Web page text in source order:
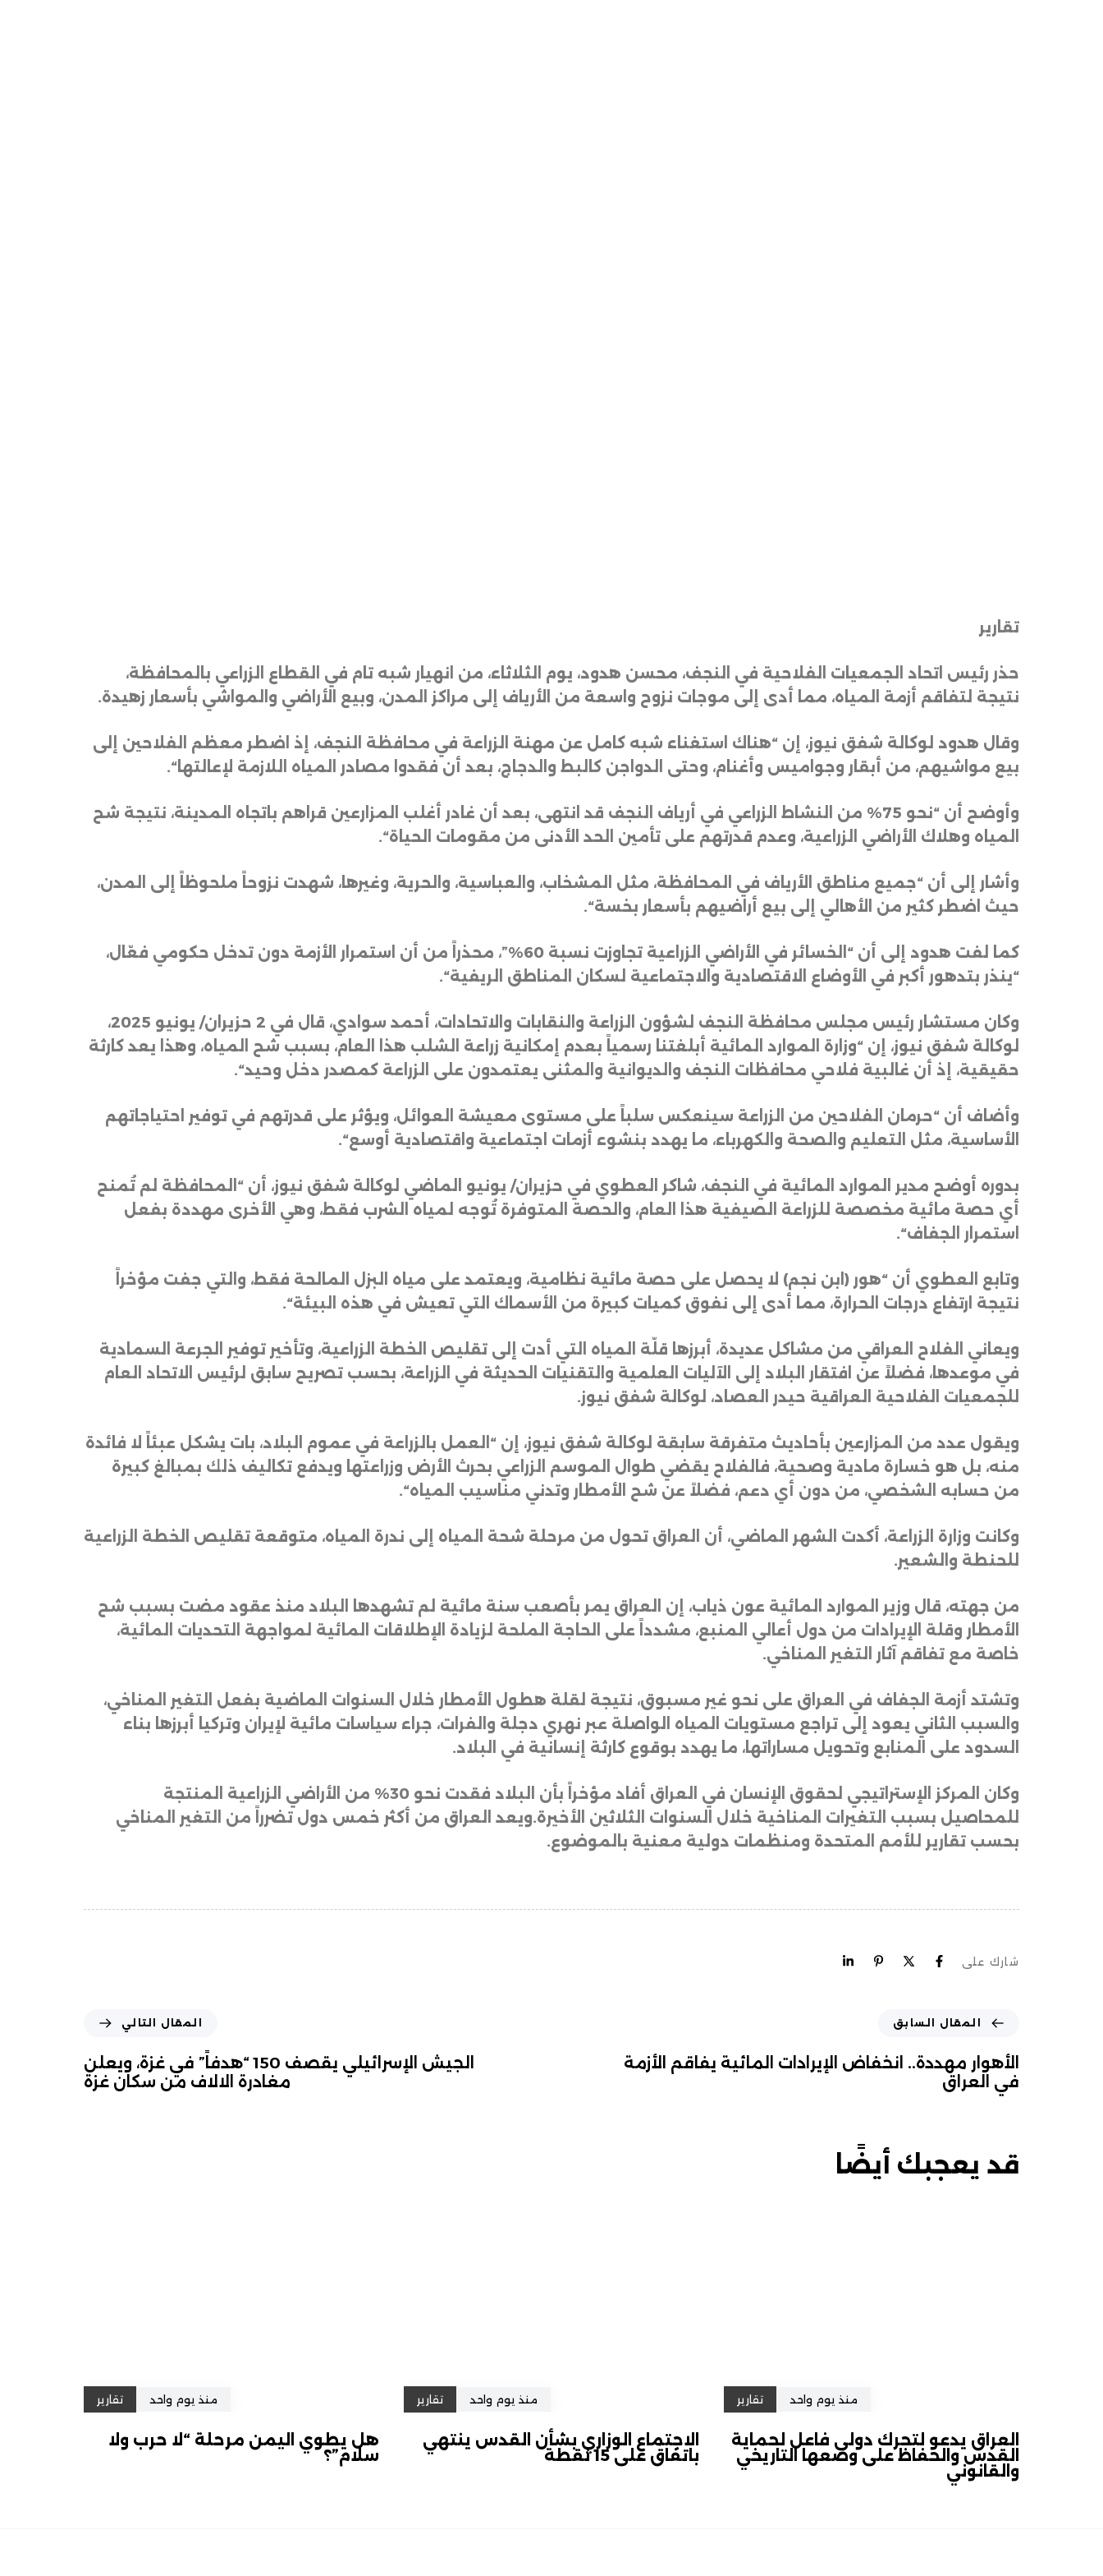
تقارير
حذر رئيس اتحاد الجمعيات الفلاحية في النجف، محسن هدود، يوم الثلاثاء، من انهيار شبه تام في القطاع الزراعي بالمحافظة،
نتيجة لتفاقم أزمة المياه، مما أدى إلى موجات نزوح واسعة من الأرياف إلى مراكز المدن، وبيع الأراضي والمواشي بأسعار زهيدة.
وقال هدود لوكالة شفق نيوز، إن “هناك استغناء شبه كامل عن مهنة الزراعة في محافظة النجف، إذ اضطر معظم الفلاحين إلى
بيع مواشيهم، من أبقار وجواميس وأغنام، وحتى الدواجن كالبط والدجاج، بعد أن فقدوا مصادر المياه اللازمة لإعالتها“.
وأوضح أن “نحو 75% من النشاط الزراعي في أرياف النجف قد انتهى، بعد أن غادر أغلب المزارعين قراهم باتجاه المدينة، نتيجة شح
المياه وهلاك الأراضي الزراعية، وعدم قدرتهم على تأمين الحد الأدنى من مقومات الحياة“.
وأشار إلى أن “جميع مناطق الأرياف في المحافظة، مثل المشخاب، والعباسية، والحرية، وغيرها، شهدت نزوحاً ملحوظاً إلى المدن،
حيث اضطر كثير من الأهالي إلى بيع أراضيهم بأسعار بخسة“.
كما لفت هدود إلى أن “الخسائر في الأراضي الزراعية تجاوزت نسبة 60%”، محذراً من أن استمرار الأزمة دون تدخل حكومي فعّال،
“ينذر بتدهور أكبر في الأوضاع الاقتصادية والاجتماعية لسكان المناطق الريفية“.
وكان مستشار رئيس مجلس محافظة النجف لشؤون الزراعة والنقابات والاتحادات، أحمد سوادي، قال في 2 حزيران/ يونيو 2025،
لوكالة شفق نيوز، إن “وزارة الموارد المائية أبلغتنا رسمياً بعدم إمكانية زراعة الشلب هذا العام، بسبب شح المياه، وهذا يعد كارثة
حقيقية، إذ أن غالبية فلاحي محافظات النجف والديوانية والمثنى يعتمدون على الزراعة كمصدر دخل وحيد“.
وأضاف أن “حرمان الفلاحين من الزراعة سينعكس سلباً على مستوى معيشة العوائل، ويؤثر على قدرتهم في توفير احتياجاتهم
الأساسية، مثل التعليم والصحة والكهرباء، ما يهدد بنشوء أزمات اجتماعية واقتصادية أوسع“.
بدوره أوضح مدير الموارد المائية في النجف، شاكر العطوي في حزيران/ يونيو الماضي لوكالة شفق نيوز، أن “المحافظة لم تُمنح
أي حصة مائية مخصصة للزراعة الصيفية هذا العام، والحصة المتوفرة تُوجه لمياه الشرب فقط، وهي الأخرى مهددة بفعل
استمرار الجفاف“.
وتابع العطوي أن “هور (ابن نجم) لا يحصل على حصة مائية نظامية، ويعتمد على مياه البزل المالحة فقط، والتي جفت مؤخراً
نتيجة ارتفاع درجات الحرارة، مما أدى إلى نفوق كميات كبيرة من الأسماك التي تعيش في هذه البيئة“.
ويعاني الفلاح العراقي من مشاكل عديدة، أبرزها قلّة المياه التي أدت إلى تقليص الخطة الزراعية، وتأخير توفير الجرعة السمادية
في موعدها، فضلاً عن افتقار البلاد إلى الآليات العلمية والتقنيات الحديثة في الزراعة، بحسب تصريح سابق لرئيس الاتحاد العام
للجمعيات الفلاحية العراقية حيدر العصاد، لوكالة شفق نيوز.
ويقول عدد من المزارعين بأحاديث متفرقة سابقة لوكالة شفق نيوز، إن “العمل بالزراعة في عموم البلاد، بات يشكل عبئاً لا فائدة
منه، بل هو خسارة مادية وصحية، فالفلاح يقضي طوال الموسم الزراعي بحرث الأرض وزراعتها ويدفع تكاليف ذلك بمبالغ كبيرة
من حسابه الشخصي، من دون أي دعم، فضلاً عن شح الأمطار وتدني مناسيب المياه“.
وكانت وزارة الزراعة، أكدت الشهر الماضي، أن العراق تحول من مرحلة شحة المياه إلى ندرة المياه، متوقعة تقليص الخطة الزراعية
للحنطة والشعير.
من جهته، قال وزير الموارد المائية عون ذياب، إن العراق يمر بأصعب سنة مائية لم تشهدها البلاد منذ عقود مضت بسبب شح
الأمطار وقلة الإيرادات من دول أعالي المنبع، مشدداً على الحاجة الملحة لزيادة الإطلاقات المائية لمواجهة التحديات المائية،
خاصة مع تفاقم آثار التغير المناخي.
وتشتد أزمة الجفاف في العراق على نحو غير مسبوق، نتيجة لقلة هطول الأمطار خلال السنوات الماضية بفعل التغير المناخي،
والسبب الثاني يعود إلى تراجع مستويات المياه الواصلة عبر نهري دجلة والفرات، جراء سياسات مائية لإيران وتركيا أبرزها بناء
السدود على المنابع وتحويل مساراتها، ما يهدد بوقوع كارثة إنسانية في البلاد.
وكان المركز الإستراتيجي لحقوق الإنسان في العراق أفاد مؤخراً بأن البلاد فقدت نحو 30% من الأراضي الزراعية المنتجة
للمحاصيل بسبب التغيرات المناخية خلال السنوات الثلاثين الأخيرة.ويعد العراق من أكثر خمس دول تضرراً من التغير المناخي
بحسب تقارير للأمم المتحدة ومنظمات دولية معنية بالموضوع.
شارك على
المقال السابق
الأهوار مهددة.. انخفاض الإيرادات المائية يفاقم الأزمة
في العراق
المقال التالي
الجيش الإسرائيلي يقصف 150 “هدفاً” في غزة، ويعلن
مغادرة الالاف من سكان غزة
قد يعجبك أيضًا
منذ يوم واحد تقارير
العراق يدعو لتحرك دولي فاعل لحماية
القدس والحفاظ على وضعها التاريخي
والقانوني
منذ يوم واحد تقارير
الاجتماع الوزاري بشأن القدس ينتهي
باتفاق على 15 نقطة
منذ يوم واحد تقارير
هل يطوي اليمن مرحلة “لا حرب ولا
سلام”؟